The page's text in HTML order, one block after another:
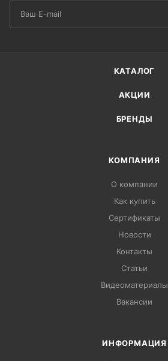
КАТАЛОГ
АКЦИИ
БРЕНДЫ
КОМПАНИЯ
О компании
Как купить
Сертификаты
Новости
Контакты
Статьи
Видеоматериалы
Вакансии
ИНФОРМАЦИЯ